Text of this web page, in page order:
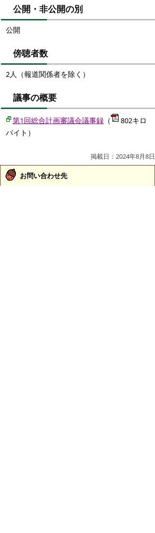
公開・非公開の別
公開
傍聴者数
2人（報道関係者を除く）
議事の概要
第1回総合計画審議会議事録 （
802キロ
バイト）
掲載日：2024年8月8日
お問い合わせ先